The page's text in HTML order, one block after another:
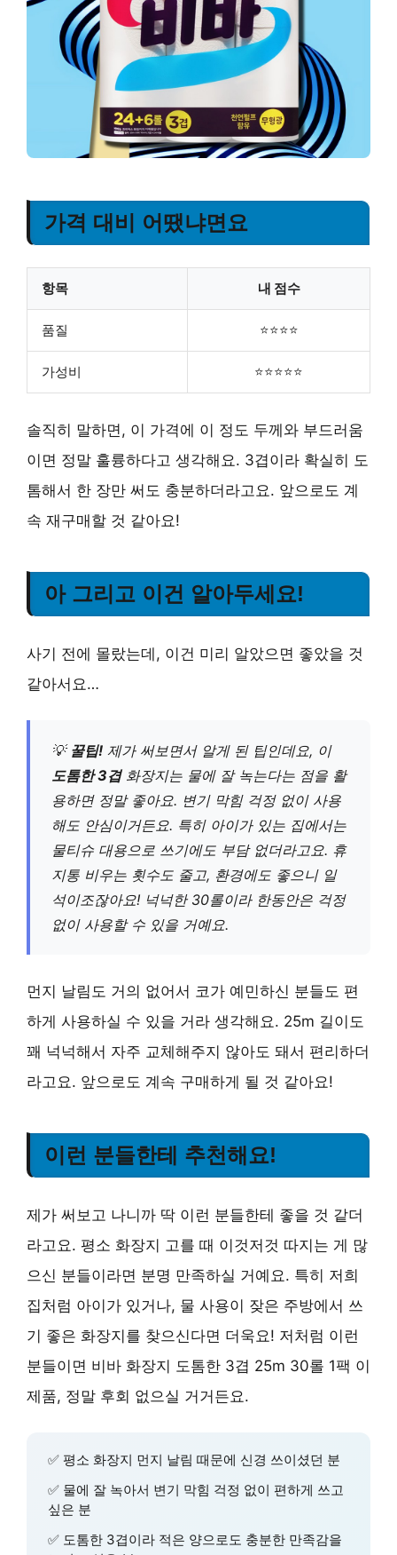
가격 대비 어땠냐면요
항목 내 점수
품질 ⭐⭐⭐⭐
가성비 ⭐⭐⭐⭐⭐
솔직히 말하면, 이 가격에 이 정도 두께와 부드러움
이면 정말 훌륭하다고 생각해요. 3겹이라 확실히 도
톰해서 한 장만 써도 충분하더라고요. 앞으로도 계
속 재구매할 것 같아요!
아 그리고 이건 알아두세요!
사기 전에 몰랐는데, 이건 미리 알았으면 좋았을 것
같아서요…
💡 꿀팁! 제가 써보면서 알게 된 팁인데요, 이
도톰한 3겹화장지는 물에 잘 녹는다는 점을 활
용하면 정말 좋아요. 변기 막힘 걱정 없이 사용
해도 안심이거든요. 특히 아이가 있는 집에서는
물티슈 대용으로 쓰기에도 부담 없더라고요. 휴
지통 비우는 횟수도 줄고, 환경에도 좋으니 일
석이조잖아요! 넉넉한 30롤이라 한동안은 걱정
없이 사용할 수 있을 거예요.
먼지 날림도 거의 없어서 코가 예민하신 분들도 편
하게 사용하실 수 있을 거라 생각해요. 25m 길이도
꽤 넉넉해서 자주 교체해주지 않아도 돼서 편리하더
라고요. 앞으로도 계속 구매하게 될 것 같아요!
이런 분들한테 추천해요!
제가 써보고 나니까 딱 이런 분들한테 좋을 것 같더
라고요. 평소 화장지 고를 때 이것저것 따지는 게 많
으신 분들이라면 분명 만족하실 거예요. 특히 저희
집처럼 아이가 있거나, 물 사용이 잦은 주방에서 쓰
기 좋은 화장지를 찾으신다면 더욱요! 저처럼 이런
분들이면 비바 화장지 도톰한 3겹 25m 30롤 1팩 이
제품, 정말 후회 없으실 거거든요.
✅ 평소 화장지 먼지 날림 때문에 신경 쓰이셨던 분
✅ 물에 잘 녹아서 변기 막힘 걱정 없이 편하게 쓰고
싶은 분
✅ 도톰한 3겹이라 적은 양으로도 충분한 만족감을